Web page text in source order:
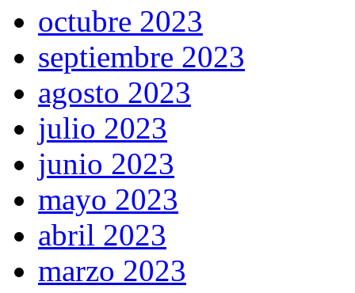
octubre 2023
septiembre 2023
agosto 2023
julio 2023
junio 2023
mayo 2023
abril 2023
marzo 2023